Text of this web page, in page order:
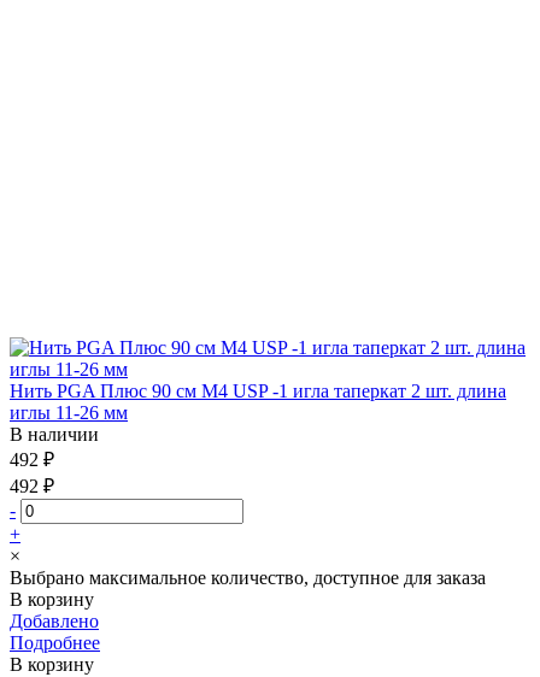
Нить PGA Плюс 90 см М4 USP -1 игла таперкат 2 шт. длина
иглы 11-26 мм
В наличии
492 ₽
492 ₽
-
+
×
Выбрано максимальное количество, доступное для заказа
В корзину
Добавлено
Подробнее
В корзину